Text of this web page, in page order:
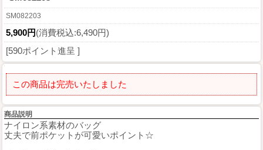
SM082203
5,900円(消費税込:6,490円)
[590ポイント進呈 ]
この商品は完売いたしました
商品説明
ナイロン系素材のバッグ
丈夫で前ポケットが可愛いポイント☆